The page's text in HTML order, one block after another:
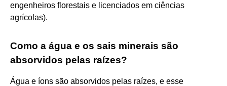
engenheiros florestais e licenciados em ciências
agrícolas).
Como a água e os sais minerais são
absorvidos pelas raízes?
Água e íons são absorvidos pelas raízes, e esse